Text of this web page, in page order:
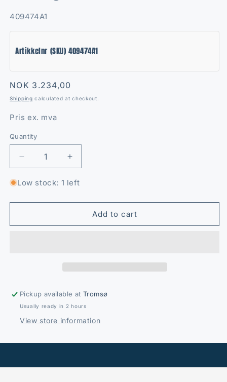
SKU:
409474A1
Artikkelnr (SKU) 409474A1
Regular
price
NOK 3.234,00
Shipping calculated at checkout.
Pris ex. mva
Quantity
Quantity
Decrease
quantity
for
S302036
Increase
quantity
for
S302036
Low stock: 1 left
Add to cart
Pickup available atTromsø
Usually ready in 2 hours
View store information